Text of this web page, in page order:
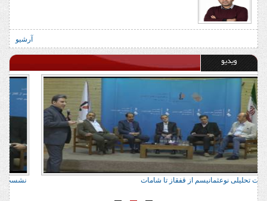
آرشیو
ویدیو
نشست تحلیلی نوعثمانیسم از قفقاز تا شامات